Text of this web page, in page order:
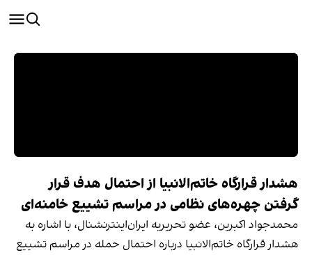
هشدار قرارگاه خاتم‌الانبیا از احتمال هدف قرار
گرفتن چهره‌های نظامی در مراسم تشییع خامنه‌ای
محمدجواد اکبرین، عضو تحریریه ایران‌اینترنشنال، با اشاره به
هشدار قرارگاه خاتم‌الانبیا درباره احتمال حمله در مراسم تشییع